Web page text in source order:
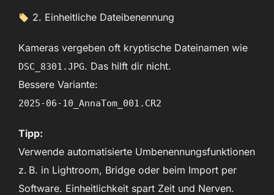
2. Einheitliche Dateibenennung
Kameras vergeben oft kryptische Dateinamen wie
DSC_8301.JPG. Das hilft dir nicht.
Bessere Variante:
2025-06-10_AnnaTom_001.CR2
Tipp:
Verwende automatisierte Umbenennungsfunktionen
z. B. in Lightroom, Bridge oder beim Import per
Software. Einheitlichkeit spart Zeit und Nerven.